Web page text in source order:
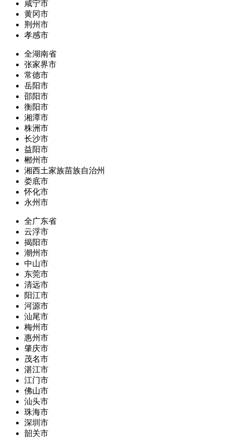
咸宁市
黄冈市
荆州市
孝感市
全湖南省
张家界市
常德市
岳阳市
邵阳市
衡阳市
湘潭市
株洲市
长沙市
益阳市
郴州市
湘西土家族苗族自治州
娄底市
怀化市
永州市
全广东省
云浮市
揭阳市
潮州市
中山市
东莞市
清远市
阳江市
河源市
汕尾市
梅州市
惠州市
肇庆市
茂名市
湛江市
江门市
佛山市
汕头市
珠海市
深圳市
韶关市